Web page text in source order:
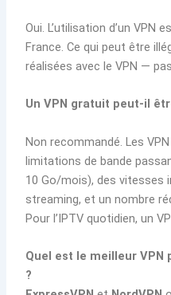
Oui. L’utilisation d’un VPN
France. Ce qui peut être
réalisées avec le VPN —
Un VPN gratuit peut-il
Non recommandé. Les
limitations de bande
10 Go/mois), des vitesses
streaming, et un nombre
Pour l’IPTV quotidien, un
Quel est le meilleur VPN
?